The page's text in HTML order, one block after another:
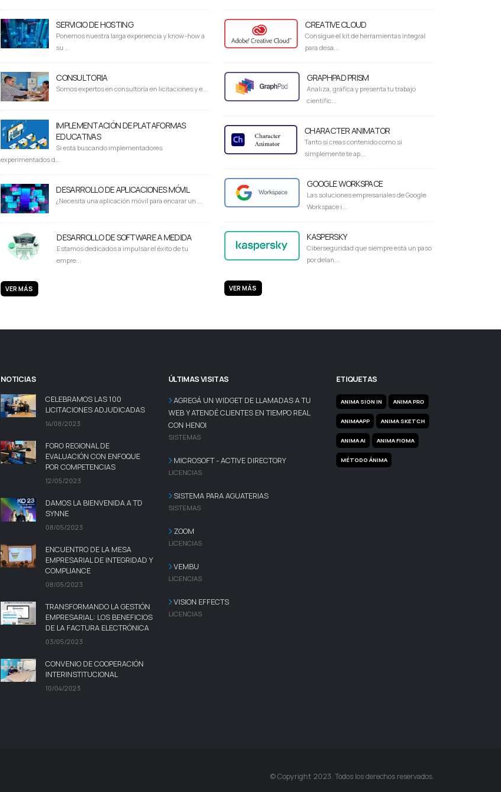
SERVICIO DE HOSTING
Ponemos nuestra larga experiencia y know-how a
su ...
CONSULTORIA
Somos expertos en consultoría en licitaciones y e...
IMPLEMENTACIÓN DE PLATAFORMAS
EDUCATIVAS
Si está buscando implementadores
experimentados d...
DESARROLLO DE APLICACIONES MÓVIL
¿Necesita una aplicación móvil para encarar un ...
DESARROLLO DE SOFTWARE A MEDIDA
Estamos dedicados a impulsar el éxito de tu
empre...
VER MÁS
CREATIVE CLOUD
Consigue el kit de herramientas integral
para desa...
GRAPHPAD PRISM
Analiza, gráfica y presenta tu trabajo
científic...
CHARACTER ANIMATOR
Tanto si creas contenido como si
simplemente te ap...
GOOGLE WORKSPACE
Las soluciones empresariales de Google
Workspace i...
KASPERSKY
Ciberseguridad que siempre está un paso
por delan...
VER MÁS
NOTICIAS
CELEBRAMOS LAS 100
LICITACIONES ADJUDICADAS
14/08/2023
FORO REGIONAL DE
EVALUACIÓN CON ENFOQUE
POR COMPETENCIAS
12/05/2023
DAMOS LA BIENVENIDA A TD
SYNNE
08/05/2023
ENCUENTRO DE LA MESA
EMPRESARIAL DE INTEGRIDAD Y
COMPLIANCE
08/05/2023
TRANSFORMANDO LA GESTIÓN
EMPRESARIAL: LOS BENEFICIOS
DE LA FACTURA ELECTRÓNICA
03/05/2023
CONVENIO DE COOPERACIÓN
INTERINSTITUCIONAL
10/04/2023
ÚLTIMAS VISITAS
AGREGÁ UN WIDGET DE LLAMADAS A TU
WEB Y ATENDÉ CLIENTES EN TIEMPO REAL
CON HENOI
SISTEMAS
MICROSOFT - ACTIVE DIRECTORY
LICENCIAS
SISTEMA PARA AGUATERIAS
SISTEMAS
ZOOM
LICENCIAS
VEMBU
LICENCIAS
VISION EFFECTS
LICENCIAS
ETIQUETAS
ANIMA SIGN IN ANIMA PRO
ANIMAAPP ANIMA SKETCH
ANIMA AI ANIMA FIGMA
MÉTODO ÁNIMA
© Copyright 2023. Todos los derechos reservados.